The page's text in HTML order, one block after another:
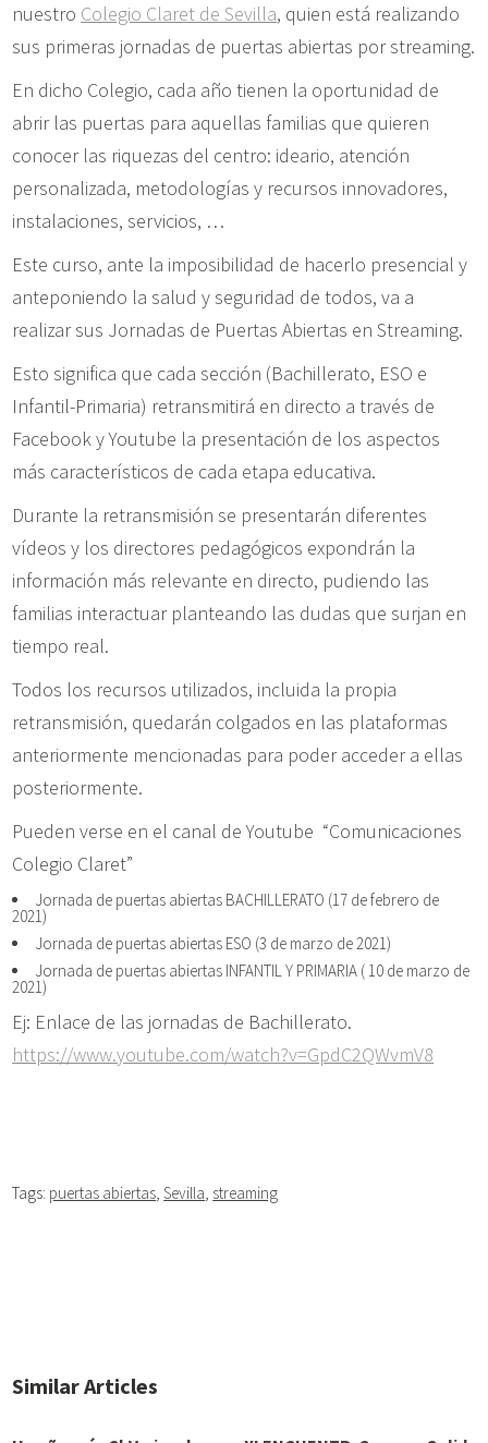
nuestro Colegio Claret de Sevilla, quien está realizando
sus primeras jornadas de puertas abiertas por streaming.
En dicho Colegio, cada año tienen la oportunidad de
abrir las puertas para aquellas familias que quieren
conocer las riquezas del centro: ideario, atención
personalizada, metodologías y recursos innovadores,
instalaciones, servicios, …
Este curso, ante la imposibilidad de hacerlo presencial y
anteponiendo la salud y seguridad de todos, va a
realizar sus Jornadas de Puertas Abiertas en Streaming.
Esto significa que cada sección (Bachillerato, ESO e
Infantil-Primaria) retransmitirá en directo a través de
Facebook y Youtube la presentación de los aspectos
más característicos de cada etapa educativa.
Durante la retransmisión se presentarán diferentes
vídeos y los directores pedagógicos expondrán la
información más relevante en directo, pudiendo las
familias interactuar planteando las dudas que surjan en
tiempo real.
Todos los recursos utilizados, incluida la propia
retransmisión, quedarán colgados en las plataformas
anteriormente mencionadas para poder acceder a ellas
posteriormente.
Pueden verse en el canal de Youtube “Comunicaciones
Colegio Claret”
Jornada de puertas abiertas BACHILLERATO (17 de febrero de
2021)
Jornada de puertas abiertas ESO (3 de marzo de 2021)
Jornada de puertas abiertas INFANTIL Y PRIMARIA ( 10 de marzo de
2021)
Ej: Enlace de las jornadas de Bachillerato.
https://www.youtube.com/watch?v=GpdC2QWvmV8
Tags: puertas abiertas,Sevilla, streaming
Similar Articles